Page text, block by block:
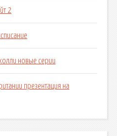
2
новые серии
презентация на